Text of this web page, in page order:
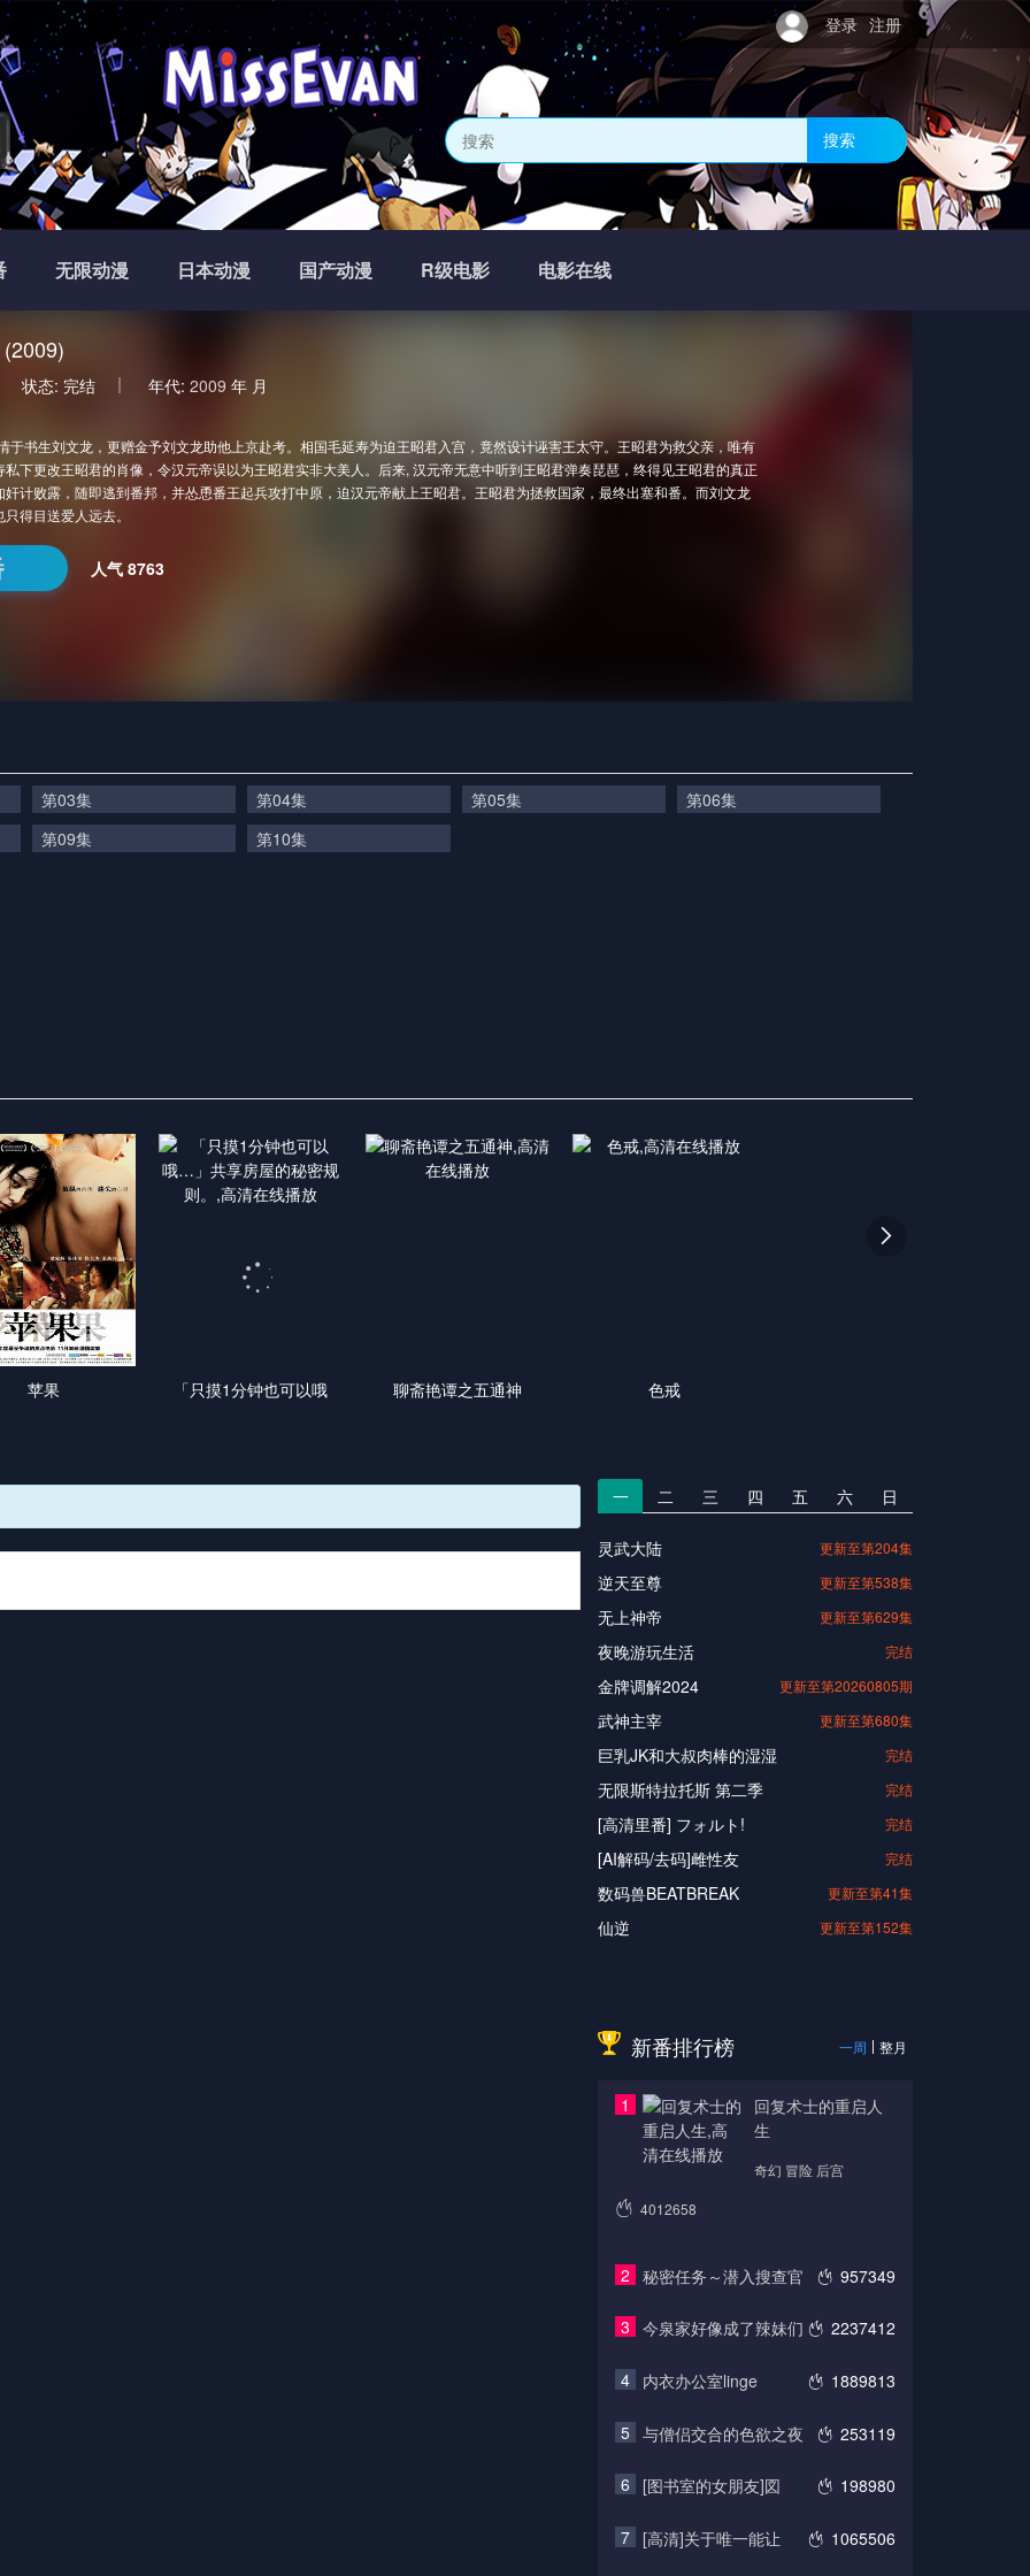
登录 注册
搜索
无限动漫 日本动漫 国产动漫 R级电影 电影在线
状态: 完结 年代: 2009 年 月
于书生刘文龙，更赠金予刘文龙助他上京赴考。相国毛延寿为迫王昭君入宫，竟然设计诬害王太守。王昭君为救父亲，唯有
下更改王昭君的肖像，令汉元帝误以为王昭君实非大美人。后来, 汉元帝无意中听到王昭君弹奏琵琶，终得见王昭君的真正
奸计败露，随即逃到番邦，并怂恿番王起兵攻打中原，迫汉元帝献上王昭君。王昭君为拯救国家，最终出塞和番。而刘文龙
得目送爱人远去。
人气 8763
第03集 第04集 第05集
第06集
第09集
第10集
苹果 「只摸1分钟也可以哦 聊斋艳谭之五通神 色戒

一 二 三 四 五 六 日
灵武大陆 更新至第204集
逆天至尊 更新至第538集
无上神帝 更新至第629集
夜晚游玩生活 完结
金牌调解2024 更新至第20260805期
武神主宰 更新至第680集
巨乳JK和大叔肉棒的湿湿 完结
无限斯特拉托斯 第二季 完结
[高清里番] フォルト! 完结
[AI解码/去码]雌性友 完结
数码兽BEATBREAK 更新至第41集
仙逆 更新至第152集
新番排行榜 一周 整月
1
回复术士的重启人
生
奇幻 冒险 后宫
4012658
2 957349
秘密任务～潜入搜查官
3 2237412
今泉家好像成了辣妹们
4 1889813
内衣办公室linge
5 253119
与僧侣交合的色欲之夜
6 198980
[图书室的女朋友]図
7 1065506
[高清]关于唯一能让